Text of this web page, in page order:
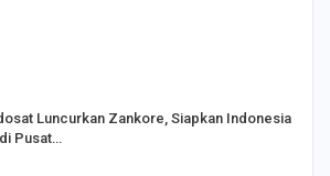
Luncurkan Zankore, Siapkan Indonesia
Pusat…